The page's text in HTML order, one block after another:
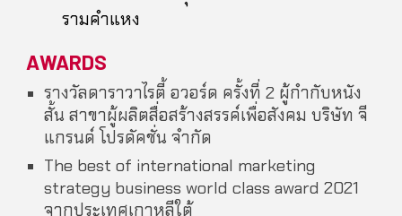
รามคำแหง
AWARDS
รางวัลดาราวาไรตี้ อวอร์ด ครั้งที่ 2 ผู้กำกับหนัง
สั้น สาขาผู้ผลิตสื่อสร้างสรรค์เพื่อสังคม บริษัท จี
แกรนด์ โปรดัคชั่น จำกัด
The best of international marketing
strategy business world class award 2021
จากประเทศเกาหลีใต้